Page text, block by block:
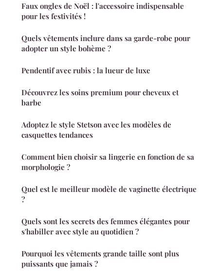
Faux ongles de Noël : l'accessoire indispensable
pour les festivités !
Quels vêtements inclure dans sa garde-robe pour
adopter un style bohème ?
Pendentif avec rubis : la lueur de luxe
Découvrez les soins premium pour cheveux et
barbe
Adoptez le style Stetson avec les modèles de
casquettes tendances
Comment bien choisir sa lingerie en fonction de sa
morphologie ?
Quel est le meilleur modèle de vaginette électrique
?
Quels sont les secrets des femmes élégantes pour
s'habiller avec style au quotidien ?
Pourquoi les vêtements grande taille sont plus
puissants que jamais ?